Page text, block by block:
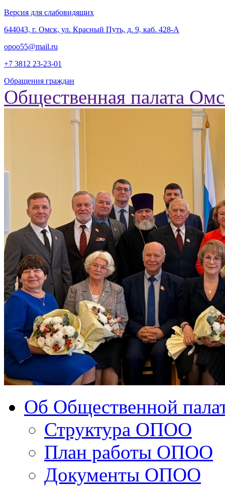
Версия для слабовидящих
‎644043, г. Омск, ул. Красный Путь, д. 9, каб. 428-А
opoo55@mail.ru
+7 3812 23-23-01
Обращения граждан
Общественная палата
Об Общественной
Структура ОПОО
План работы ОПОО
Документы ОПОО